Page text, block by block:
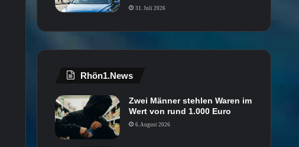
31. Juli 2026
Rhön1.News
Zwei Männer stehlen Waren im
Wert von rund 1.000 Euro
6. August 2026